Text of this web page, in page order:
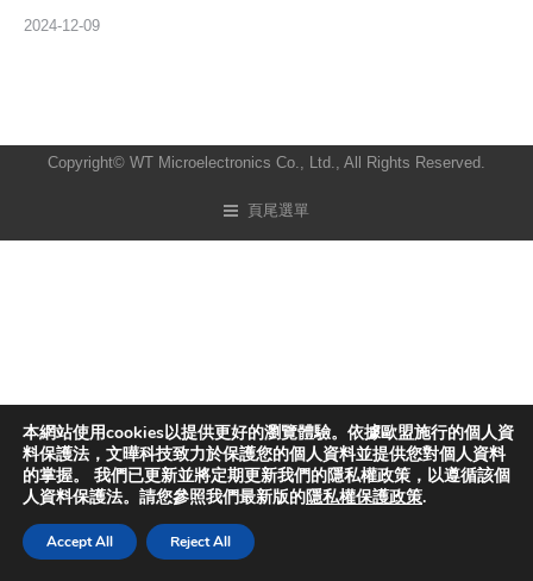
2024-12-09
Copyright© WT Microelectronics Co., Ltd., All Rights Reserved.
頁尾選單
本網站使用cookies以提供更好的瀏覽體驗。依據歐盟施行的個人資
料保護法，文曄科技致力於保護您的個人資料並提供您對個人資料
的掌握。 我們已更新並將定期更新我們的隱私權政策，以遵循該個
人資料保護法。請您參照我們最新版的隱私權保護政策.
Accept All Reject All